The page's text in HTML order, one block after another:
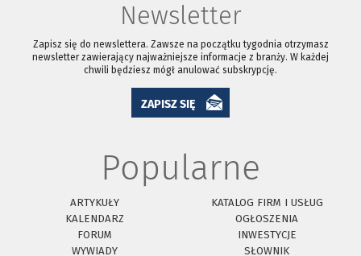
Newsletter
Zapisz się do newslettera. Zawsze na początku tygodnia otrzymasz
newsletter zawierający najważniejsze informacje z branży. W każdej
chwili będziesz mógł anulować subskrypcję.
ZAPISZ SIĘ
Popularne
ARTYKUŁY
KATALOG FIRM I USŁUG
KALENDARZ
OGŁOSZENIA
FORUM
INWESTYCJE
WYWIADY
SŁOWNIK